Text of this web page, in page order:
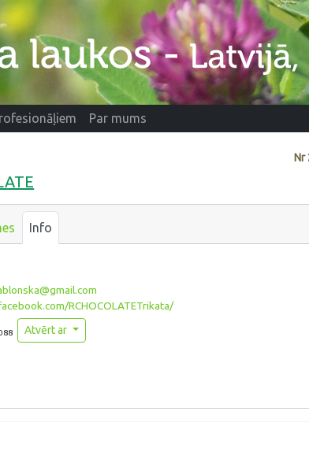
Par mums
Nr
Info
RCHOCOLATETrikata/
Atvērt ar